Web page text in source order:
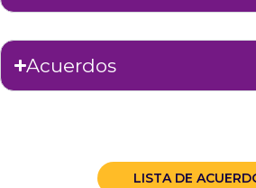
Acuerdos
LISTA DE